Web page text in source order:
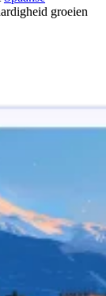
groeien